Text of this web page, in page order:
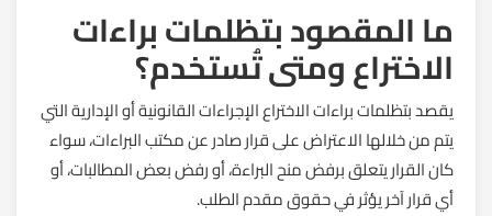
ما المقصود بتظلمات براءات
الاختراع ومتى تُستخدم؟
يقصد بتظلمات براءات الاختراع الإجراءات القانونية أو الإدارية التي
يتم من خلالها الاعتراض على قرار صادر عن مكتب البراءات، سواء
كان القرار يتعلق برفض منح البراءة، أو رفض بعض المطالبات، أو
أي قرار آخر يؤثر في حقوق مقدم الطلب.